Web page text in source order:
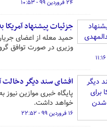
۲۴ فروردین ۹۹ - ۱۰:۵۳
جزئیات پیشنهاد آمریکا
حمید معله از اعضای
وزیری در صورت توافق
افشای سند دیگر دخالت
پایگاه خبری موازین
خواهد داشت.
۱۶ فروردین ۹۹ - ۲۲:۵۲